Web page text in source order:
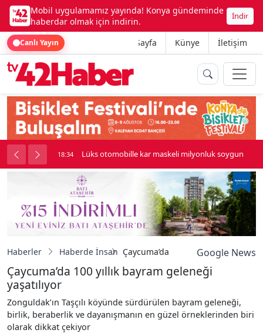
Mobil uygulamamız yayında! Konya gündeminde
haberdar olmak için indirin.
İndir
Canlı Yayın Ana Sayfa Künye İletişim
kavga çıktı 18:34 Lüks otomobille kar maskeli milyonluk soygun
Haberler Haberde İnsan Çaycuma’da 100 yıllık bayram
Google News
Çaycuma’da 100 yıllık bayram geleneği
yaşatılıyor
Zonguldak’ın Taşçılı köyünde sürdürülen bayram geleneği,
birlik, beraberlik ve dayanışmanın en güzel örneklerinden biri
olarak dikkat çekiyor